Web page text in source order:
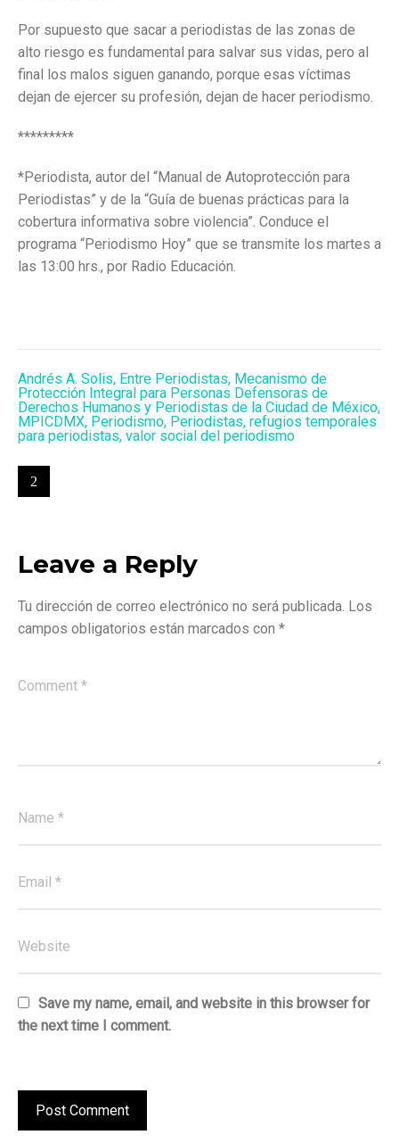
Por supuesto que sacar a periodistas de las zonas de
alto riesgo es fundamental para salvar sus vidas, pero al
final los malos siguen ganando, porque esas víctimas
dejan de ejercer su profesión, dejan de hacer periodismo.
*********
*Periodista, autor del “Manual de Autoprotección para
Periodistas” y de la “Guía de buenas prácticas para la
cobertura informativa sobre violencia”. Conduce el
programa “Periodismo Hoy” que se transmite los martes a
las 13:00 hrs., por Radio Educación.
Andrés A. Solis, Entre Periodistas, Mecanismo de
Protección Integral para Personas Defensoras de
Derechos Humanos y Periodistas de la Ciudad de México,
MPICDMX, Periodismo, Periodistas, refugios temporales
para periodistas, valor social del periodismo
Leave a Reply
Tu dirección de correo electrónico no será publicada. Los
campos obligatorios están marcados con *
Save my name, email, and website in this browser for
the next time I comment.